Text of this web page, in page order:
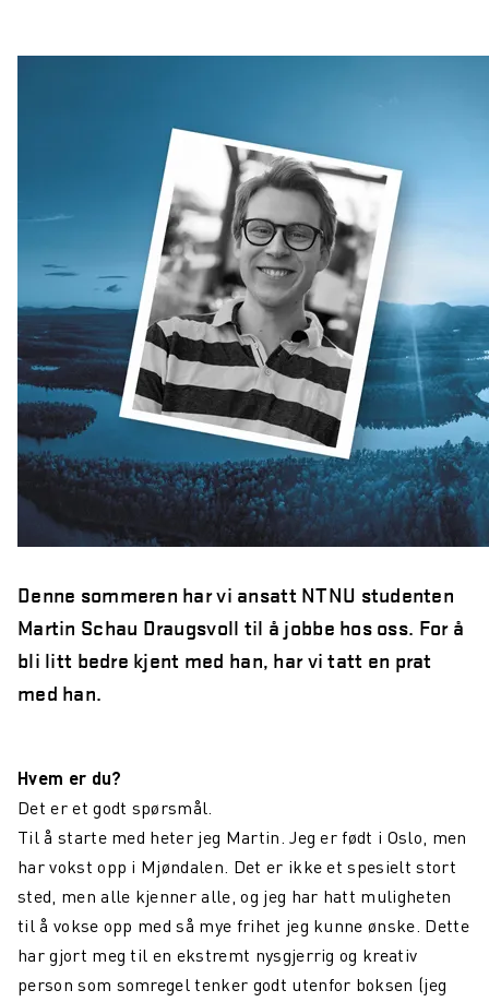
Oppdatering fra Team Northcom
Northcom vant ny rammeavtale med HDO
Northcom vant rammeavtale med NKS110
Northcom deltar på DALO Industry Days 2024
Denne sommeren har vi ansatt NTNU studenten
Martin Schau Draugsvoll til å jobbe hos oss. For å
bli litt bedre kjent med han, har vi tatt en prat
med han.
Hvem er du?
Det er et godt spørsmål.
Til å starte med heter jeg Martin. Jeg er født i Oslo, men
har vokst opp i Mjøndalen. Det er ikke et spesielt stort
sted, men alle kjenner alle, og jeg har hatt muligheten
til å vokse opp med så mye frihet jeg kunne ønske. Dette
har gjort meg til en ekstremt nysgjerrig og kreativ
person som somregel tenker godt utenfor boksen (jeg